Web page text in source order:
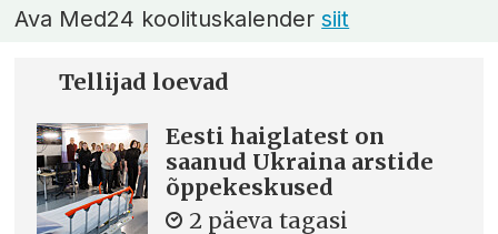
Ava Med24 koolituskalendersiit
Tellijad loevad
Eesti haiglatest on
saanud Ukraina arstide
õppekeskused
2 päeva tagasi